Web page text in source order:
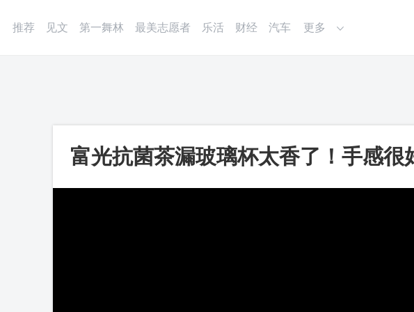
推荐 见文 第一舞林 最美志愿者 乐活 财经 汽车 更多
富光抗菌茶漏玻璃杯太香了！手感很
_第一视频